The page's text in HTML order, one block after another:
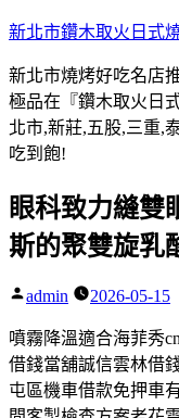
跳
主
要
內
容
新北市鑽木取火日式
新北市燒烤好吃名店
極品在『鑽木取火日
北市,新莊,五股,三重,
吃到飽!
眼科致力縫雙
斯的聚雙旋乳
作
admin 2026-05-15
噴霧降溫適合海菲秀
借錢當舖誠信雲林借
屯區機車借款免押車